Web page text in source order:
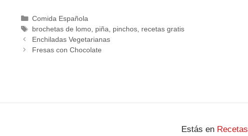
Comida Española
brochetas de lomo, piña pinchos, recetas gratis
Enchiladas Vegetarianas
Fresas con Chocolate
Estás en Recetas